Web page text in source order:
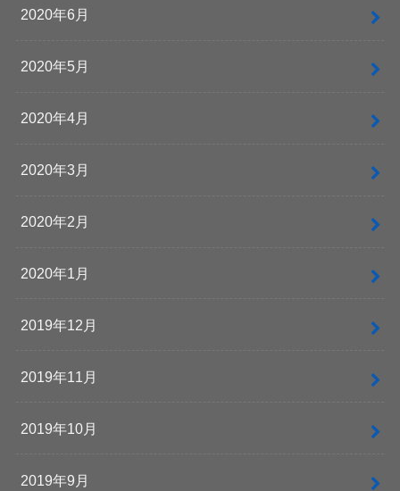
2020年6月
2020年5月
2020年4月
2020年3月
2020年2月
2020年1月
2019年12月
2019年11月
2019年10月
2019年9月